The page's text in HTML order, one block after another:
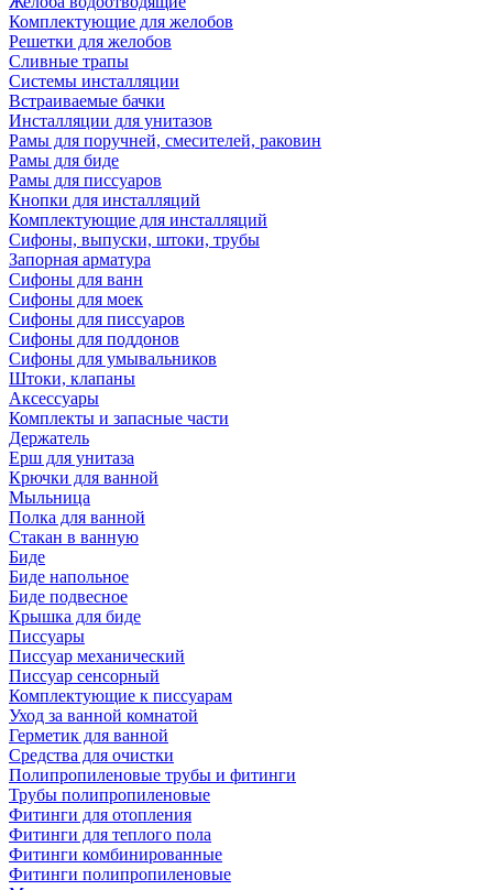
Комплектующие для желобов
Решетки для желобов
Сливные трапы
Системы инсталляции
Встраиваемые бачки
Инсталляции для унитазов
Рамы для поручней, смесителей, раковин
Рамы для биде
Рамы для писсуаров
Кнопки для инсталляций
Комплектующие для инсталляций
Сифоны, выпуски, штоки, трубы
Запорная арматура
Сифоны для ванн
Сифоны для моек
Сифоны для писсуаров
Сифоны для поддонов
Сифоны для умывальников
Штоки, клапаны
Аксессуары
Комплекты и запасные части
Держатель
Ерш для унитаза
Крючки для ванной
Мыльница
Полка для ванной
Стакан в ванную
Биде
Биде напольное
Биде подвесное
Крышка для биде
Писсуары
Писсуар механический
Писсуар сенсорный
Комплектующие к писсуарам
Уход за ванной комнатой
Герметик для ванной
Средства для очистки
Полипропиленовые трубы и фитинги
Трубы полипропиленовые
Фитинги для отопления
Фитинги для теплого пола
Фитинги комбинированные
Фитинги полипропиленовые